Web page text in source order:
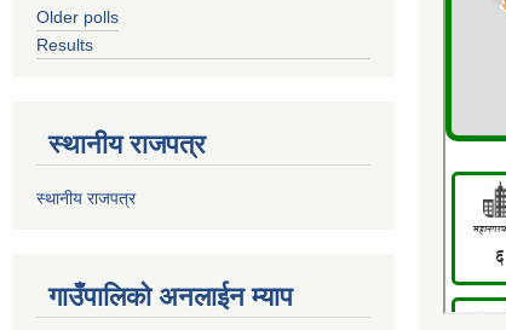
Older polls
Results
स्थानीय राजपत्र
स्थानीय राजपत्र
गाउँपालिको अनलाईन म्याप